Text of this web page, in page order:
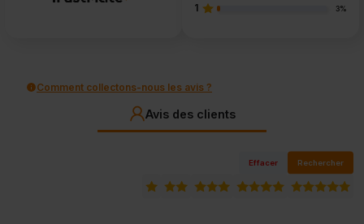
1 3%
Comment collectons-nous les avis ?
Avis des clients
Effacer Rechercher